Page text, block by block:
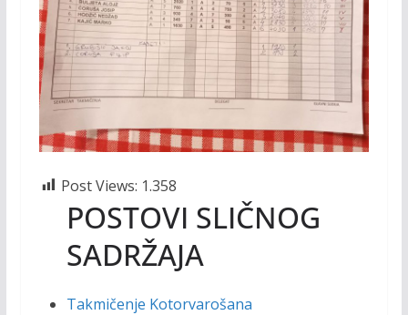
Post Views: 1.358
POSTOVI SLIČNOG
SADRŽAJA
Takmičenje Kotorvarošana